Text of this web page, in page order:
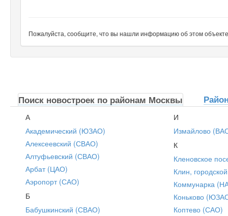
Пожалуйста, сообщите, что вы нашли информацию об этом
Поиск новостроек по районам Москвы
А
Академический (ЮЗАО)
Алексеевский (СВАО)
Алтуфьевский (СВАО)
Арбат (ЦАО)
Аэропорт (САО)
Б
Бабушкинский (СВАО)
И
Измайлово
К
Кленовское
Клин,
Коммунарка
Коньково
Коптево (САО)